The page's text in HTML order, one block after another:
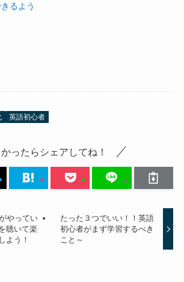
るよう
英語初心者
かったらシェアしてね！
やってい
聴いて楽
よう！
たった３つでいい！！英語
初心者がまず学習するべき
こと～